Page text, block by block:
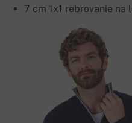
7 cm 1x1 rebrovanie na